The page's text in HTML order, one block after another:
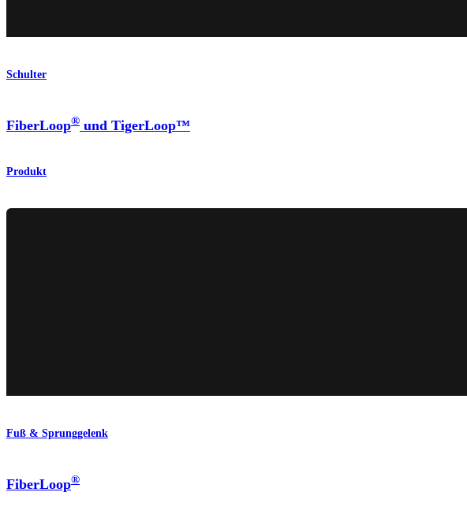
Schulter
FiberLoop® und TigerLoop™
Produkt
Fuß & Sprunggelenk
FiberLoop®